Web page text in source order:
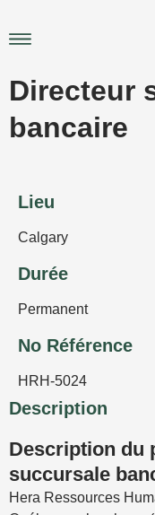
auMain
Directeur
bancaire
Lieu
Calgary
Durée
Permanent
No Référence
HRH-5024
Description
Description du
succursale
Hera Ressources